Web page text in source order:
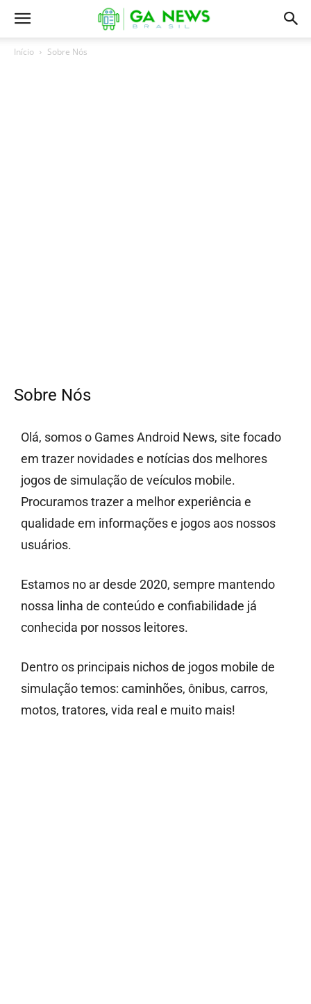
Início Sobre Nós
Sobre Nós
Olá, somos o Games Android News, site focado
em trazer novidades e notícias dos melhores
jogos de simulação de veículos mobile.
Procuramos trazer a melhor experiência e
qualidade em informações e jogos aos nossos
usuários.
Estamos no ar desde 2020, sempre mantendo
nossa linha de conteúdo e confiabilidade já
conhecida por nossos leitores.
Dentro os principais nichos de jogos mobile de
simulação temos: caminhões, ônibus, carros,
motos, tratores, vida real e muito mais!